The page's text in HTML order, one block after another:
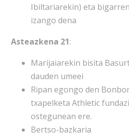
Ibiltariarekin) eta
izango dena
Asteazkena 21:
Marijaiarekin bisita
dauden umeei
Ripan egongo den
txapelketa Athletic
ostegunean ere.
Bertso-bazkaria